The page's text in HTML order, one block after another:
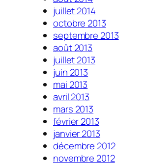
juillet 2014
octobre 2013
septembre 2013
août 2013
juillet 2013
juin 2013
mai 2013
avril 2013
mars 2013
février 2013
janvier 2013
décembre 2012
novembre 2012